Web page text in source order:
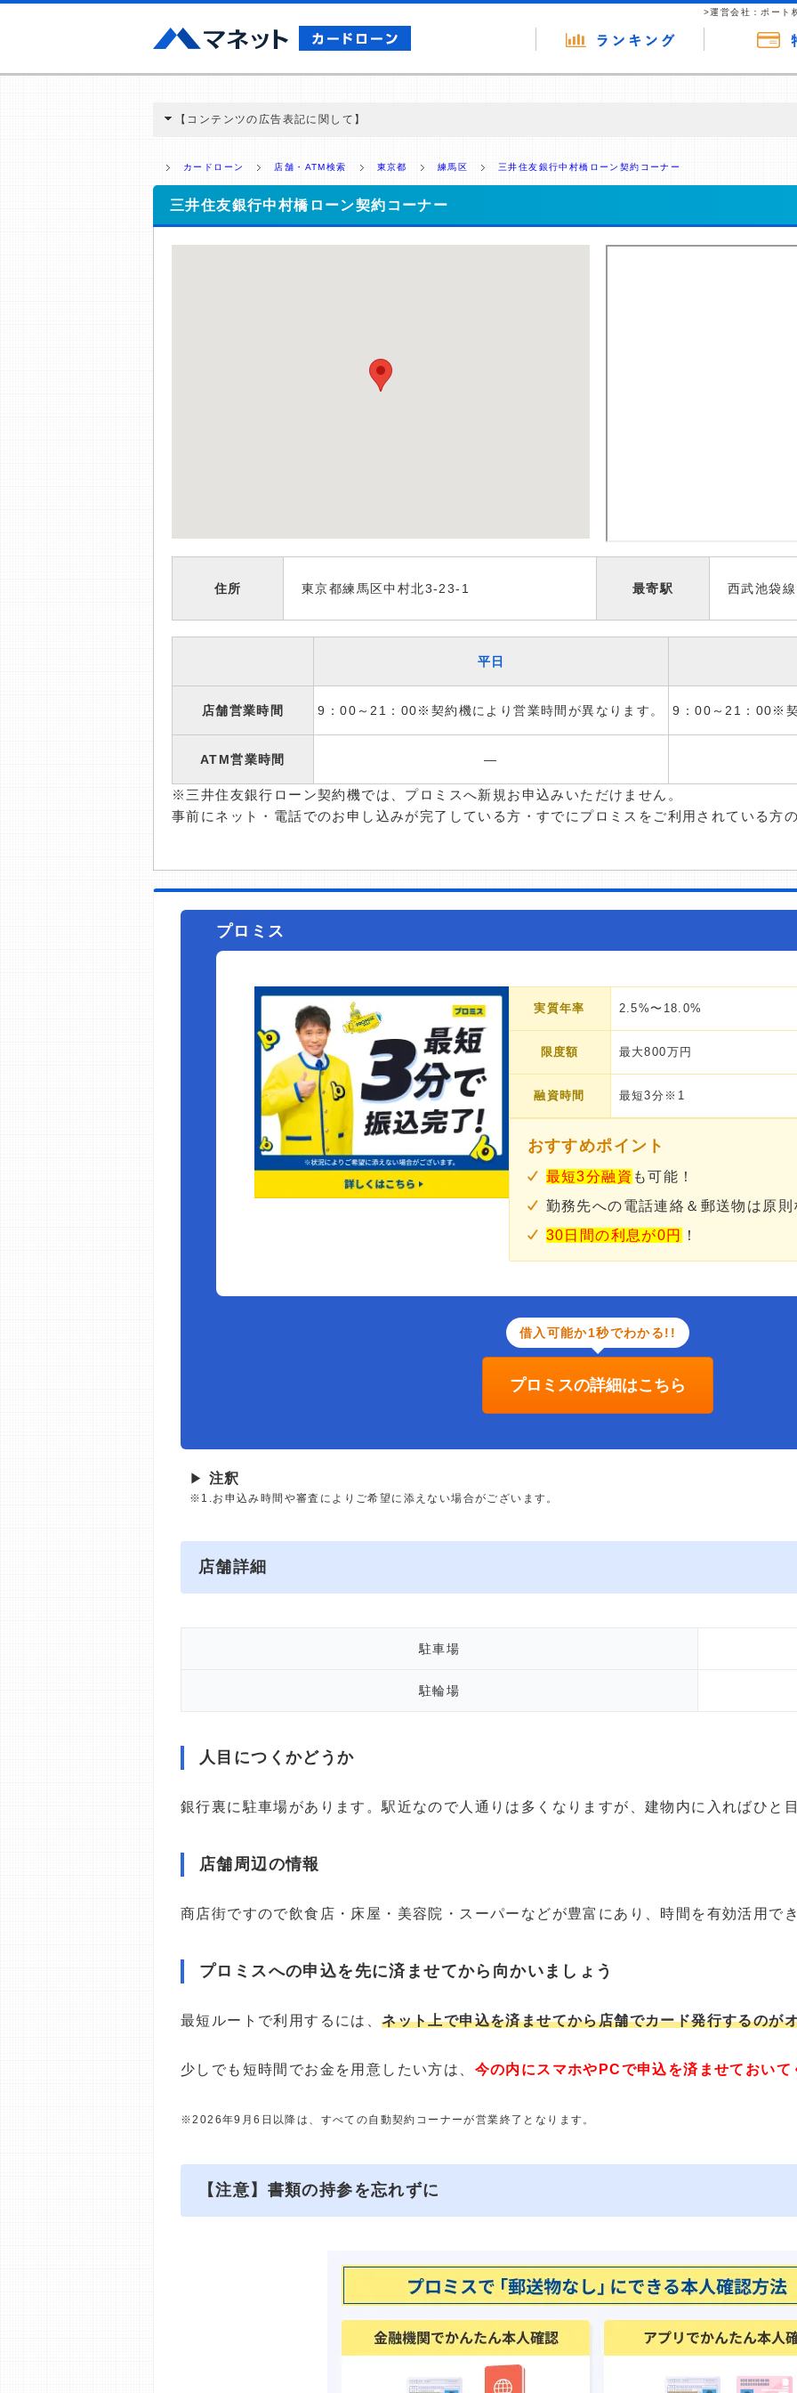
>運営会社：ポート
【コンテンツの広告表記に関して】
ミ収集などに基づき、公平性を担保した情報提供を行っています。
>提携企業一覧
カードローン 店舗・ATM検索 東京都 練馬区 三井住友銀行中村橋ローン契約コーナー
三井住友銀行中村橋ローン契約コーナー
住所 東京都練馬区中村北3-23-1 最寄駅 西武池袋
平日
店舗営業時間 9：00～21：00※契約機により営業時間が異なります。 9：00～21：00※
ATM営業時間 ―
※三井住友銀行ローン契約機では、プロミスへ新規お申込みいただけません。
事前にネット・電話でのお申し込みが完了している方・すでにプロミスをご利用されている方
プロミス
実質年率 2.5%〜18.0%
限度額 最大800万円
融資時間 最短3分※1
おすすめポイント
最短3分融資 も可能！
勤務先への電話連絡＆郵送物は原則
30日間の利息が0円
！
借入可能か1秒でわかる!!
プロミスの詳細はこちら
▶ 注釈
※1.お申込み時間や審査によりご希望に添えない場合がございます。
店舗詳細
駐車場
駐輪場
人目につくかどうか
銀行裏に駐車場があります。駅近なので人通りは多くなりますが、建物内に入ればひと
店舗周辺の情報
商店街ですので飲食店・床屋・美容院・スーパーなどが豊富にあり、時間を有効活用で
プロミスへの申込を先に済ませてから向かいましょう
最短ルートで利用するには、ネット上で申込を済ませてから店舗でカード発行するのが
少しでも短時間でお金を用意したい方は、 今の内にスマホやPCで申込を済ませておいて
※2026年9月6日以降は、すべての自動契約コーナーが営業終了となります。
【注意】書類の持参を忘れずに